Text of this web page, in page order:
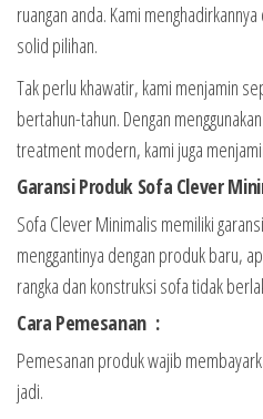
ruangan anda. Kami
solid pilihan.
Tak perlu khawatir, kami menjamin
bertahun-tahun. Dengan
treatment modern, kami juga
Garansi Produk Sofa Clever
Sofa Clever Minimalis memiliki
menggantinya dengan produk baru,
rangka dan konstruksi sofa tidak
Cara Pemesanan :
Pemesanan produk wajib
jadi.